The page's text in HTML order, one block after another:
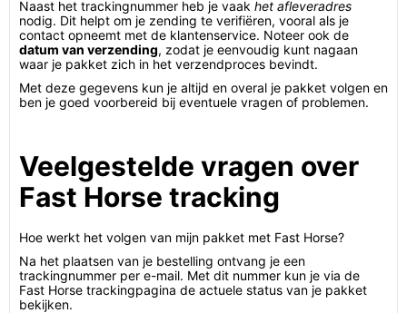
Naast het trackingnummer heb je vaak het afleveradres
nodig. Dit helpt om je zending te verifiëren, vooral als je
contact opneemt met de klantenservice. Noteer ook de
datum van verzending, zodat je eenvoudig kunt nagaan
waar je pakket zich in het verzendproces bevindt.
Met deze gegevens kun je altijd en overal je pakket volgen en
ben je goed voorbereid bij eventuele vragen of problemen.
Veelgestelde vragen over
Fast Horse tracking
Hoe werkt het volgen van mijn pakket met Fast Horse?
Na het plaatsen van je bestelling ontvang je een
trackingnummer per e-mail. Met dit nummer kun je via de
Fast Horse trackingpagina de actuele status van je pakket
bekijken.